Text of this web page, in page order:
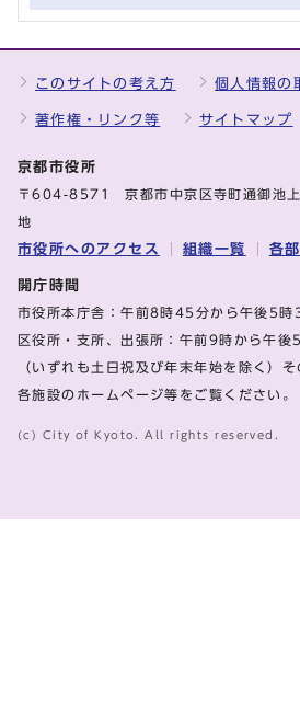
このサイトの考え方 個人情報の
著作権・リンク等 サイトマップ
京都市役所
〒604-8571 京都市中京区寺町通御池
地
市役所へのアクセス 組織一覧 各
開庁時間
市役所本庁舎：午前8時45分から午後5
区役所・支所、出張所：午前9時から午
（いずれも土日祝及び年末年始を除く）
各施設のホームページ等をご覧ください。
(c) City of Kyoto. All rights reserved.